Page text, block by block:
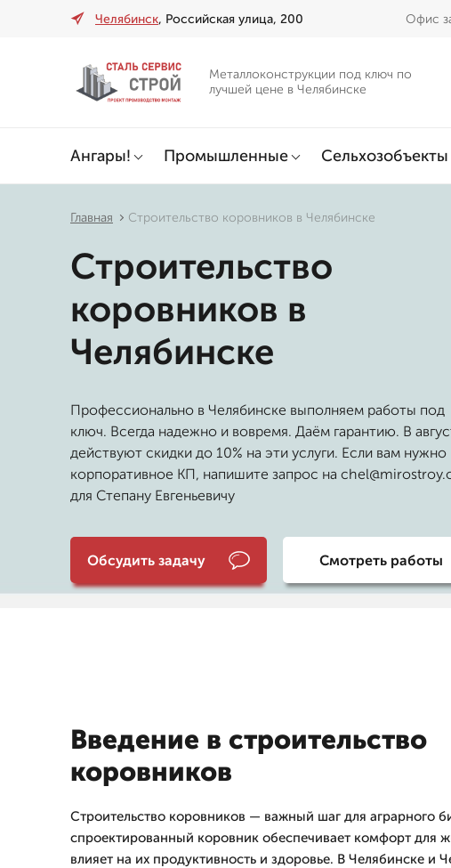
Челябинск, Российская улица, 200 Офис
Металлоконструкции под ключ по
лучшей цене в Челябинске
Ангары! Промышленные Сельхозобъекты
Главная Строительство коровников в Челябинске
Строительство
коровников в
Челябинске
Профессионально в Челябинске выполняем работы под
ключ. Всегда надежно и вовремя. Даём гарантию. В
действуют скидки до 10% на эти услуги. Если вам нужно
корпоративное КП, напишите запрос на
для Степану Евгеньевичу
Обсудить задачу Смотреть работы
Введение в строительство
коровников
Строительство коровников — важный шаг для аграрного
спроектированный коровник обеспечивает комфорт для
влияет на их продуктивность и здоровье. В Челябинске и